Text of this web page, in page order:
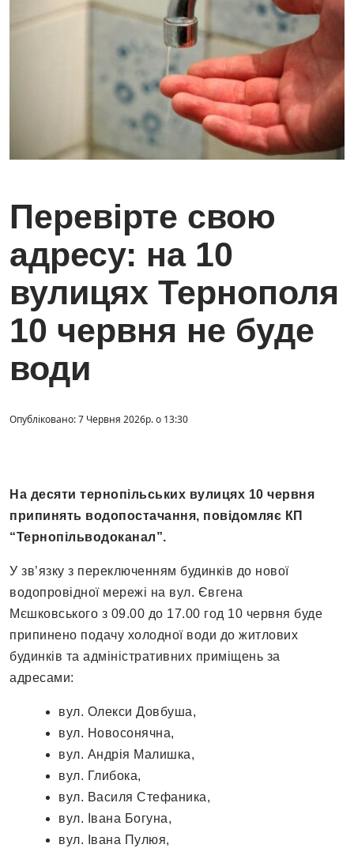
Перевірте свою
адресу: на 10
вулицях Тернополя
10 червня не буде
води
Опубліковано: 7 Червня 2026р. о 13:30
На десяти тернопільських вулицях 10 червня
припинять водопостачання, повідомляє КП
“Тернопільводоканал”.
У зв’язку з переключенням будинків до нової
водопровідної мережі на вул. Євгена
Мєшковського з 09.00 до 17.00 год 10 червня буде
припинено подачу холодної води до житлових
будинків та адміністративних приміщень за
адресами:
вул. Олекси Довбуша,
вул. Новосонячна,
вул. Андрія Малишка,
вул. Глибока,
вул. Василя Стефаника,
вул. Івана Богуна,
вул. Івана Пулюя,